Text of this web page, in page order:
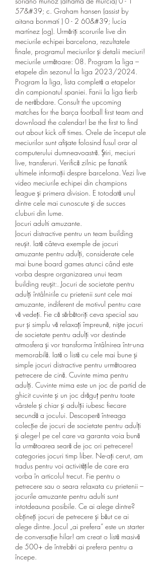
57&#39; c. Graham hansen (assist by
aitana bonmatí ) 0 - 2 60&#39; lucía
martínez (og). Urmăriți scorurile live din
meciurile echipei barcelona, rezultatele
finale, programul meciurilor și detalii meciuri!
meciurile următoare: 08. Program la liga –
etapele din sezonul la liga 2023/2024.
Program la liga, lista completă a etapelor
din campionatul spaniei. Fanii la liga fierb
de nerăbdare. Consult the upcoming
matches for the barça football first team and
download the calendar! be the first to find
out about kick off times. Orele de început ale
meciurilor sunt afișate folosind fusul orar al
computerului dumneavoastră. Știri, meciuri
live, transferuri. Verifică zilnic pe fanatik
ultimele informații despre barcelona. Vezi live
video meciurile echipei din champions
league și primera division. E totodată unul
dintre cele mai cunoscute și de succes
cluburi din lume.
Jocuri adulti amuzante.
Jocuri distractive pentru un team building
reușit. Iată câteva exemple de jocuri
amuzante pentru adulți, considerate cele
mai bune board games atunci când este
vorba despre organizarea unui team
building reușit:. Jocuri de societate pentru
adulți întâlnirile cu prietenii sunt cele mai
amuzante, indiferent de motivul pentru care
vă vedeți. Fie că sărbătoriți ceva special sau
pur și simplu vă relaxați împreună, niște jocuri
de societate pentru adulți vor destinde
atmosfera și vor transforma întâlnirea într-una
memorabilă. Iată o listă cu cele mai bune și
simple jocuri distractive pentru următoarea
petrecere de cină. Cuvinte mima pentru
adulți. Cuvinte mima este un joc de partid de
ghicit cuvinte și un joc drăguț pentru toate
vârstele și chiar și adulții iubesc fiecare
secundă a jocului. Descoperă întreaga
colecție de jocuri de societate pentru adulți
și alege-l pe cel care va garanta voia bună
la următoarea seară de joc ori petrecere!
categories jocuri timp liber. Ne-ați cerut, am
tradus pentru voi activitățile de care era
vorba în articolul trecut. Fie pentru o
petrecere sau o seara relaxata cu prietenii –
jocurile amuzante pentru adulti sunt
intotdeauna posibile. Ce ai alege dintre?
obțineți jocuri de petrecere și băut ce ai
alege dintre. Jocul „ai prefera” este un starter
de conversație hilar! am creat o listă masivă
de 500+ de întrebări ai prefera pentru a
începe.